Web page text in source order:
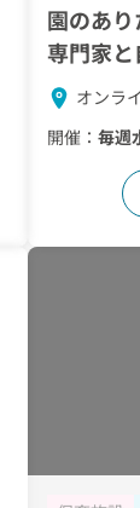
園のあ
専門家と
るワーク
オンラ
開催： 毎週